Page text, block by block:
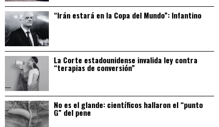
“Irán estará en la Copa del Mundo”: Infantino
La Corte estadounidense invalida ley contra
“terapias de conversión”
No es el glande: científicos hallaron el “punto
G” del pene